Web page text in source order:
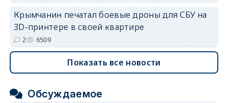
Крымчанин печатал боевые дроны для СБУ на
3D-принтере в своей квартире
2 6509
Показать все новости
Обсуждаемое